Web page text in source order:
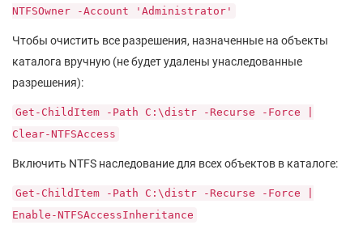
NTFSOwner -Account 'Administrator'
Чтобы очистить все разрешения, назначенные на объекты
каталога вручную (не будет удалены унаследованные
разрешения):
Get-ChildItem -Path C:\distr -Recurse -Force |
Clear-NTFSAccess
Включить NTFS наследование для всех объектов в каталоге:
Get-ChildItem -Path C:\distr -Recurse -Force |
Enable-NTFSAccessInheritance